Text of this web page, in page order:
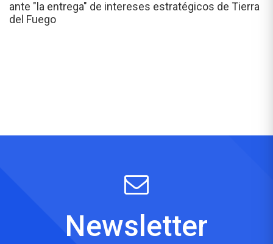
ante "la entrega" de intereses estratégicos de Tierra
del Fuego
Newsletter